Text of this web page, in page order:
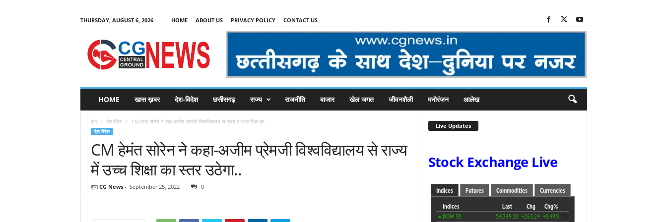
THURSDAY, AUGUST 6, 2026 HOME ABOUT US PRIVACY POLICY CONTACT US
C
HOME खास ख़बर देश-विदेश छत्तीसगढ़ राज्य राजनीति बाजार खेल जगत जीवनशैली मनोरंजन आलेख
होम देश-विदेश CM हेमंत सोरेन ने कहा-अजीम प्रेमजी विश्वविद्यालय से राज्य में उच्च शिक्षा का...
देश-विदेश
CM हेमंत सोरेन ने कहा-अजीम प्रेमजी विश्वविद्यालय से राज्य
में उच्च शिक्षा का स्तर उठेगा..
द्वारा CG News- September 25, 2022 0
Live Updates
Stock Exchange Live